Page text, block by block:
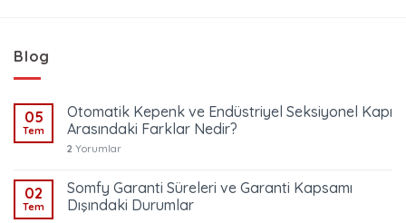
Blog
05
Tem
Otomatik Kepenk ve Endüstriyel Seksiyonel Kapı
Arasındaki Farklar Nedir?
2 Yorumlar
02
Tem
Somfy Garanti Süreleri ve Garanti Kapsamı
Dışındaki Durumlar